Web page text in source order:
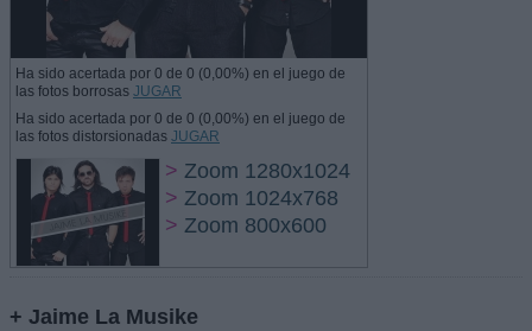
Ha sido acertada por 0 de 0 (0,00%) en el juego de
las fotos borrosas JUGAR
Ha sido acertada por 0 de 0 (0,00%) en el juego de
las fotos distorsionadas JUGAR
> Zoom 1280x1024
> Zoom 1024x768
> Zoom 800x600
+ Jaime La Musike